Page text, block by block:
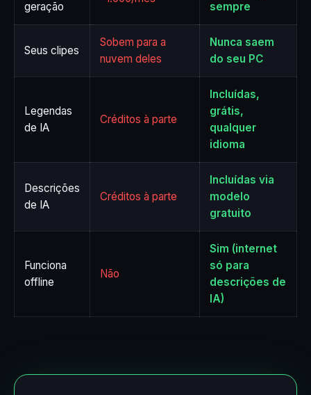
geração
sempre
Seus clipes
Sobem para a
nuvem deles
Nunca saem
do seu PC
Legendas
de IA
Créditos à parte
Incluídas,
grátis,
qualquer
idioma
Descrições
de IA
Créditos à parte
Incluídas via
modelo
gratuito
Funciona
offline
Não
Sim (internet
só para
descrições de
IA)